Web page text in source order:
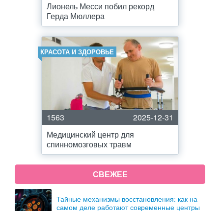
Лионель Месси побил рекорд
Герда Мюллера
КРАСОТА И ЗДОРОВЬЕ
1563
2025-12-31
Медицинский центр для
спинномозговых травм
СВЕЖЕЕ
Тайные механизмы восстановления: как на
самом деле работают современные центры